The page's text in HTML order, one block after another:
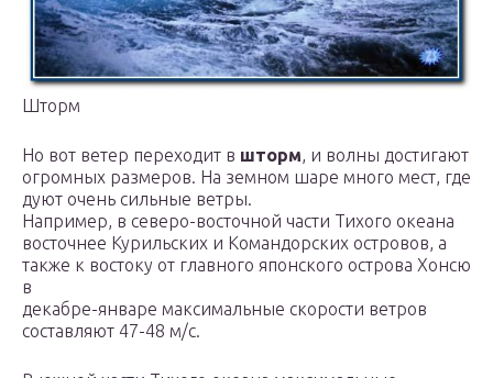
Шторм
Но вот ветер переходит в шторм , и волны достигают
огромных размеров. На земном шаре много мест, где
дуют очень сильные ветры.
Например, в северо-восточной части Тихого океана
восточнее Курильских и Командорских островов, а
также к востоку от главного японского острова Хонсю
в
декабре-январе максимальные скорости ветров
составляют 47-48 м/с.